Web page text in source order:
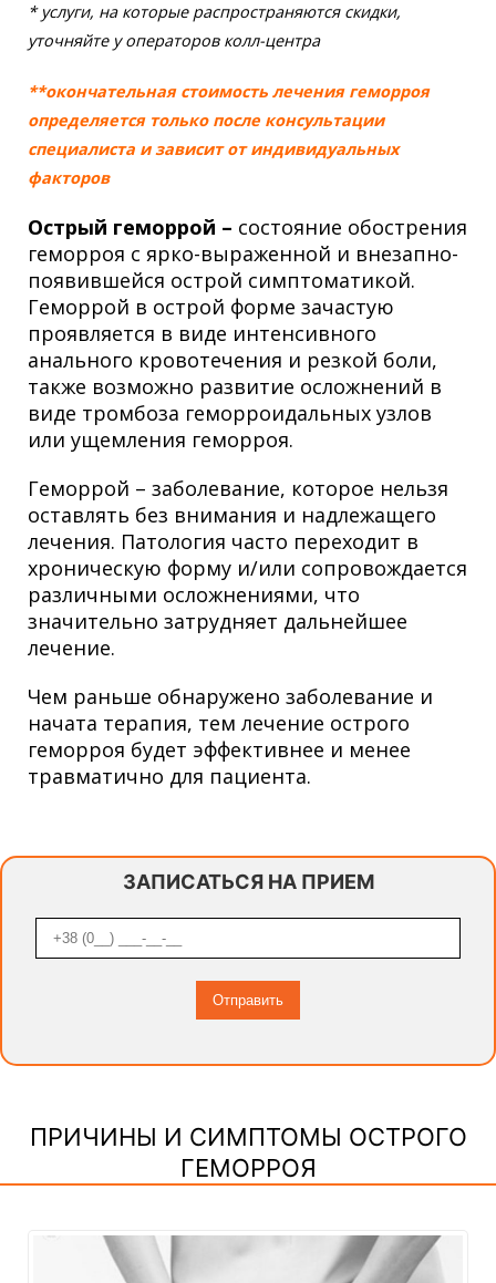
* услуги, на которые распространяются скидки,
уточняйте у операторов колл-центра
**окончательная стоимость лечения геморроя
определяется только после консультации
специалиста и зависит от индивидуальных
факторов
Острый геморрой – состояние обострения
геморроя с ярко-выраженной и внезапно-
появившейся острой симптоматикой.
Геморрой в острой форме зачастую
проявляется в виде интенсивного
анального кровотечения и резкой боли,
также возможно развитие осложнений в
виде тромбоза геморроидальных узлов
или ущемления геморроя.
Геморрой – заболевание, которое нельзя
оставлять без внимания и надлежащего
лечения. Патология часто переходит в
хроническую форму и/или сопровождается
различными осложнениями, что
значительно затрудняет дальнейшее
лечение.
Чем раньше обнаружено заболевание и
начата терапия, тем лечение острого
геморроя будет эффективнее и менее
травматично для пациента.
ЗАПИСАТЬСЯ НА ПРИЕМ
ПРИЧИНЫ И СИМПТОМЫ ОСТРОГО
ГЕМОРРОЯ